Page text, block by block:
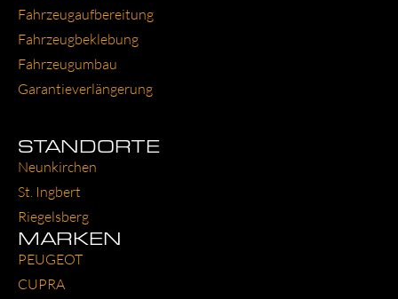
Fahr­zeug­auf­be­rei­tung
Fahr­zeug­be­kle­bung
Fahr­zeug­um­bau
Garantie­verlängerung
STANDORTE
Neun­kir­chen
St. Ing­bert
Rie­gels­berg
MARKEN
PEU­GEOT
CUP­RA